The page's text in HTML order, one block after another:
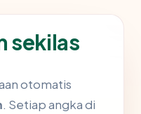
sekilas
otomatis
. Setiap angka di